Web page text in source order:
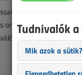
korlátlan hozzáférést
online elektronikus
A hozzáférése
Tudnivalók
Mik azok a sütik?